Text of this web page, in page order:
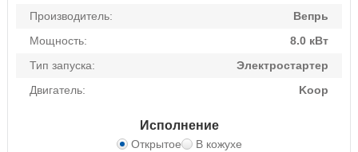
Производитель:
Вепрь
Мощность:
8.0 кВт
Тип запуска:
Электростартер
Двигатель:
Koop
Исполнение
Открытое В кожухе